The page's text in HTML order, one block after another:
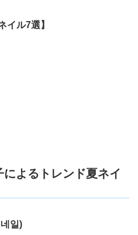
イル7選】
よるトレンド夏ネイ
일)